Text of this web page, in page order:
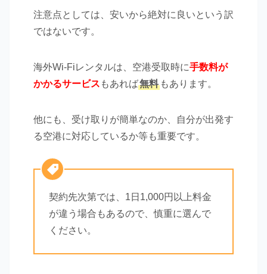
注意点としては、安いから絶対に良いという訳
ではないです。
海外Wi-Fiレンタルは、空港受取時に手数料が
かかるサービス もあれば無料 もあります。
他にも、受け取りが簡単なのか、自分が出発す
る空港に対応しているか等も重要です。
契約先次第では、1日1,000円以上料金
が違う場合もあるので、慎重に選んで
ください。